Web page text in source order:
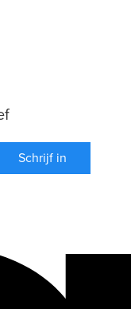
Schrijf in